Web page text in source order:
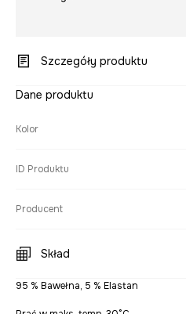
Szczegóły produktu
Dane produktu
Kolor
ID Produktu
Producent
Skład
95 % Bawełna, 5 % Elastan